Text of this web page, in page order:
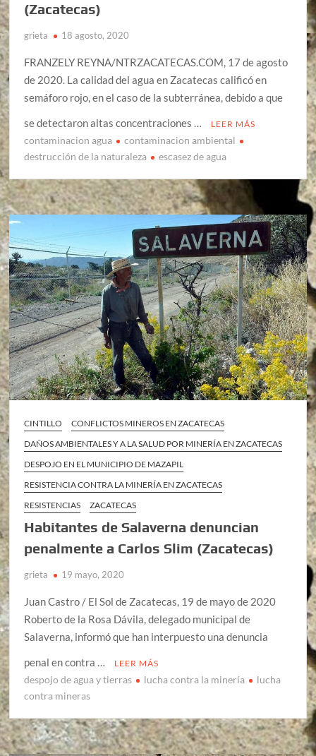
(Zacatecas)
grieta 18 agosto, 2020
FRANZELY REYNA/NTRZACATECAS.COM, 17 de agosto
de 2020. La calidad del agua en Zacatecas calificó en
semáforo rojo, en el caso de la subterránea, debido a que
se detectaron altas concentraciones …
LEER MÁS
contaminacion agua
contaminacion ambiental
destrucción de la naturaleza
escasez de agua
CINTILLO
CONFLICTOS MINEROS EN ZACATECAS
DAÑOS AMBIENTALES Y A LA SALUD POR MINERÍA EN ZACATECAS
DESPOJO EN EL MUNICIPIO DE MAZAPIL
RESISTENCIA CONTRA LA MINERÍA EN ZACATECAS
RESISTENCIAS
ZACATECAS
Habitantes de Salaverna denuncian
penalmente a Carlos Slim (Zacatecas)
grieta 19 mayo, 2020
Juan Castro / El Sol de Zacatecas, 19 de mayo de 2020
Roberto de la Rosa Dávila, delegado municipal de
Salaverna, informó que han interpuesto una denuncia
penal en contra …
LEER MÁS
despojo de agua y tierras lucha contra la minería
lucha
contra mineras